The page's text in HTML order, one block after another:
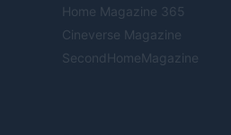
Home Magazine 365
Cineverse Magazine
SecondHomeMagazine